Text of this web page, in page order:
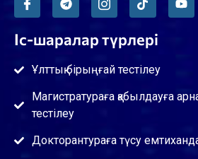
Іс-шаралар түрлері
Ұлттық бірыңғай тестілеу
Магистратураға қабылдауға
тестілеу
Докторантураға түсу